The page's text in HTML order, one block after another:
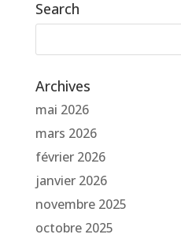
Search
Archives
mai 2026
mars 2026
février 2026
janvier 2026
novembre 2025
octobre 2025